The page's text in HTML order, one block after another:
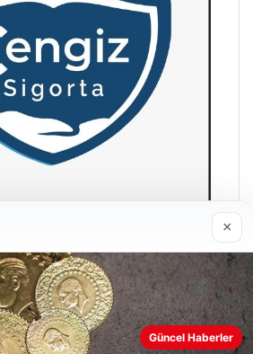
×
Güncel Haberler